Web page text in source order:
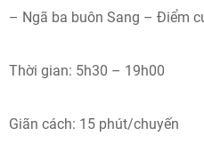
– Ngã ba buôn Sang – Điểm
Thời gian: 5h30 – 19h00
Giãn cách: 15 phút/chuyến